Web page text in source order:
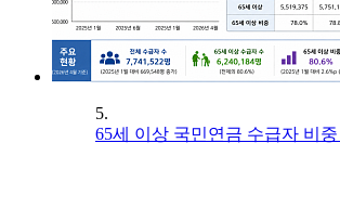
5.
65세 이상 국민연금 수급자 비중